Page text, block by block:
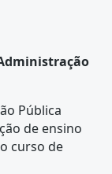
Pública
de ensino
curso de